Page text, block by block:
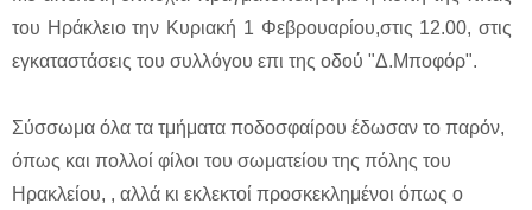
του Ηράκλειο την Κυριακή 1 Φεβρουαρίου,στις 12.00, στις
εγκαταστάσεις του συλλόγου επι της οδού "Δ.Μποφόρ".
Σύσσωμα όλα τα τμήματα ποδοσφαίρου έδωσαν το παρόν,
όπως και πολλοί φίλοι του σωματείου της πόλης του
Ηρακλείου, , αλλά κι εκλεκτοί προσκεκλημένοι όπως ο